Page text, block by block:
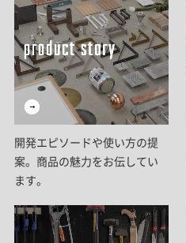
開発エピソードや使い方の提
案。商品の魅力をお伝してい
ます。